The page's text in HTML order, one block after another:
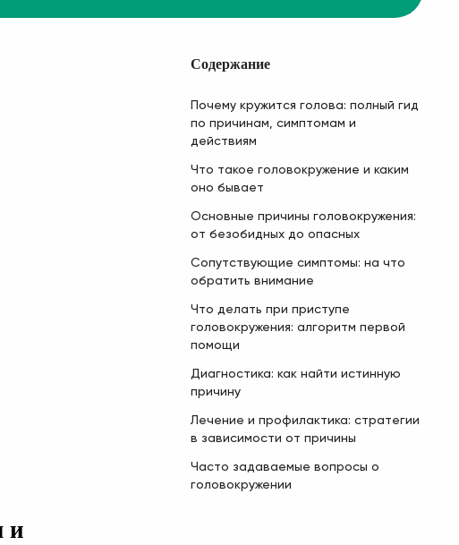
и
Содержание
Почему кружится голова: полный гид
по причинам, симптомам и
действиям
Что такое головокружение и каким
оно бывает
Основные причины головокружения:
от безобидных до опасных
Сопутствующие симптомы: на что
обратить внимание
Что делать при приступе
головокружения: алгоритм первой
помощи
Диагностика: как найти истинную
причину
Лечение и профилактика: стратегии
в зависимости от причины
Часто задаваемые вопросы о
головокружении